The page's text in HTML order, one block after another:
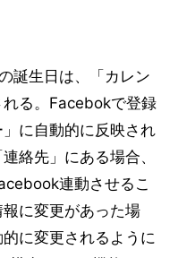
誕生日は、「カレン
る。Facebokで登録
に自動的に反映され
絡先」にある場合、
連動させるこ
に変更があった場
に変更されるように